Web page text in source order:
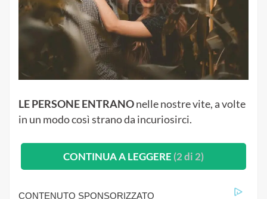
che compiano la nostra più grande missione sulla
terra: “Amare il prossimo tuo come te stesso. E
perché ciò accada, dobbiamo prima accettare noi
stessi, poi capire come operiamo noi e gli altri.